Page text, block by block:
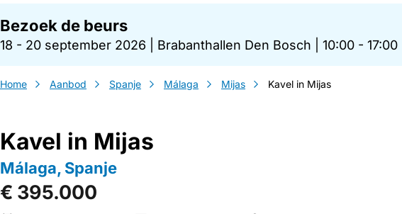
Bezoek de beurs
18 - 20 september 2026 Brabanthallen Den Bosch 10:00 - 17:00
Home Aanbod Spanje Málaga Mijas Kavel in Mijas
Kavel in Mijas
Málaga, Spanje
€ 395.000